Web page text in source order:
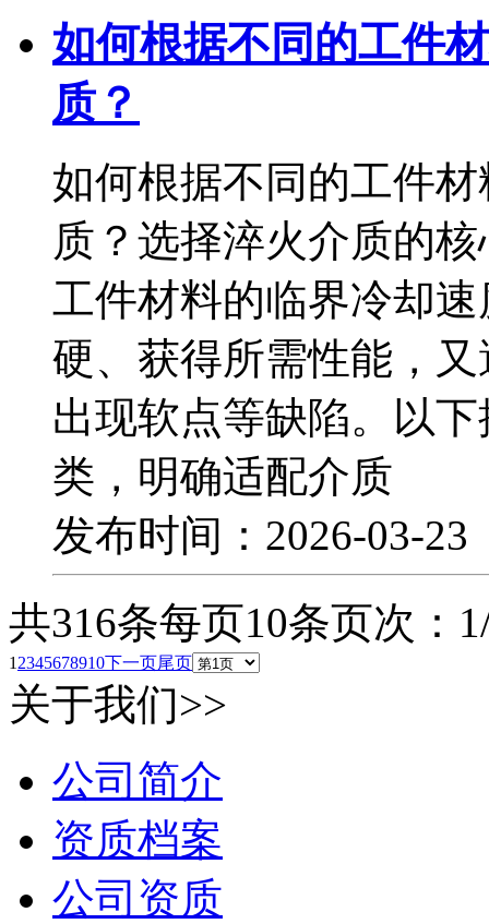
如何根据不同的工件
质？
如何根据不同的工件
质？选择淬火介质的
工件材料的临界冷却
硬、获得所需性能，
出现软点等缺陷。以
类，明确适配介质
发布时间：2026-03-
共316条每页10条页次：
1 2345678910下一页尾页
关于我们>>
公司简介
资质档案
公司资质